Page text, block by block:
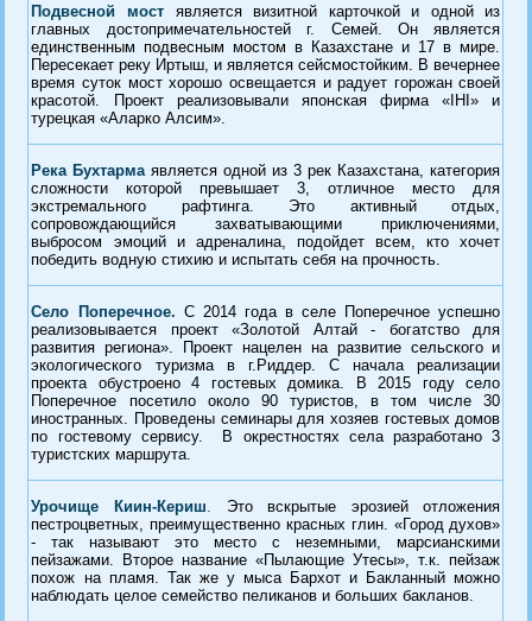
Подвесной мост является визитной карточкой и одной из
главных достопримечательностей г. Семей. Он является
единственным подвесным мостом в Казахстане и 17 в мире.
Пересекает реку Иртыш, и является сейсмостойким. В вечернее
время суток мост хорошо освещается и радует горожан своей
красотой. Проект реализовывали японская фирма «IHI» и
турецкая «Аларко Алсим».
Река Бухтарма является одной из 3 рек Казахстана, категория
сложности которой превышает 3, отличное место для
экстремального рафтинга. Это активный отдых,
сопровождающийся захватывающими приключениями,
выбросом эмоций и адреналина, подойдет всем, кто хочет
победить водную стихию и испытать себя на прочность.
Село Поперечное. С 2014 года в селе Поперечное успешно
реализовывается проект «Золотой Алтай - богатство для
развития региона». Проект нацелен на развитие сельского и
экологического туризма в г.Риддер. С начала реализации
проекта обустроено 4 гостевых домика. В 2015 году село
Поперечное посетило около 90 туристов, в том числе 30
иностранных. Проведены семинары для хозяев гостевых домов
по гостевому сервису. В окрестностях села разработано 3
туристских маршрута.
Урочище Киин-Кериш
Это вскрытые эрозией отложения
пестроцветных, преимущественно красных глин. «Город духов»
- так называют это место с неземными, марсианскими
пейзажами. Второе название «Пылающие Утесы», т.к. пейзаж
похож на пламя. Так же у мыса Бархот и Бакланный можно
наблюдать целое семейство пеликанов и больших бакланов.